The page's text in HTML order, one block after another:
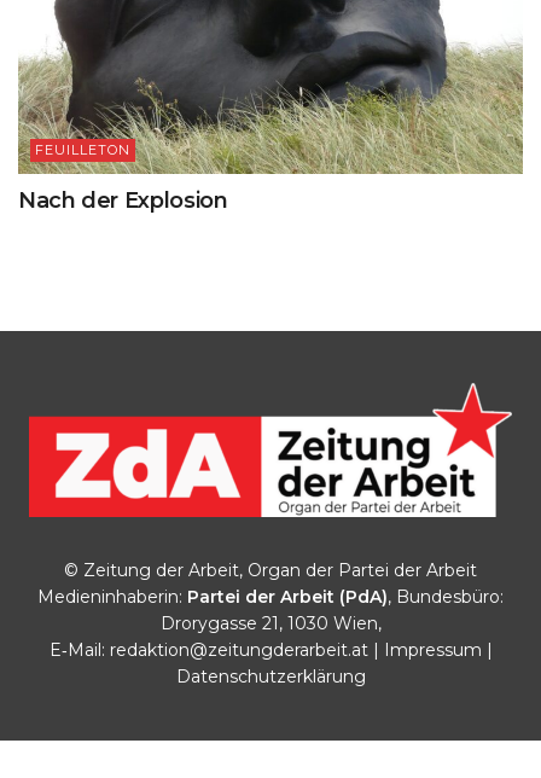
FEUILLETON
Nach der Explosion
© Zeitung der Arbeit, Organ der Partei der Arbeit
Medieninhaberin: Partei der Arbeit (PdA), Bundesbüro:
Drorygasse 21, 1030 Wien,
E‑Mail: redaktion@zeitungderarbeit.at| Impressum |
Datenschutzerklärung